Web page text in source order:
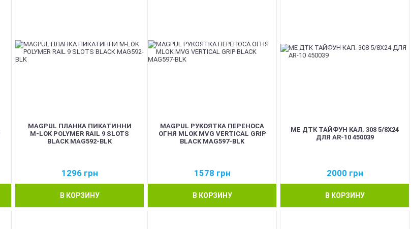
MAGPUL ПЛАНКА ПИКАТИННИ
M-LOK POLYMER RAIL 9 SLOTS
BLACK MAG592-BLK
1296 грн
В КОРЗИНУ
MAGPUL РУКОЯТКА ПЕРЕНОСА
ОГНЯ MLOK MVG VERTICAL GRIP
BLACK MAG597-BLK
1578 грн
В КОРЗИНУ
ME ДТК ТАЙФУН КАЛ. 308 5/8Х24
ДЛЯ AR-10 450039
2000 грн
В КОРЗИНУ